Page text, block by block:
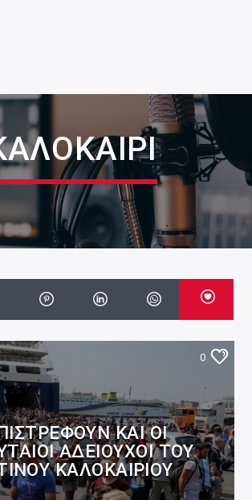
0
ΚΑΙ ΟΙ
ΑΔΕΙΟΎΧΟΙ ΤΟΥ
ΚΑΛΟΚΑΙΡΙΟΎ